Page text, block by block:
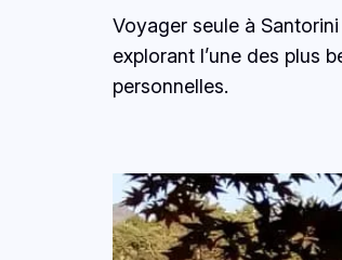
Voyager seule à
explorant l’une des plus
personnelles.